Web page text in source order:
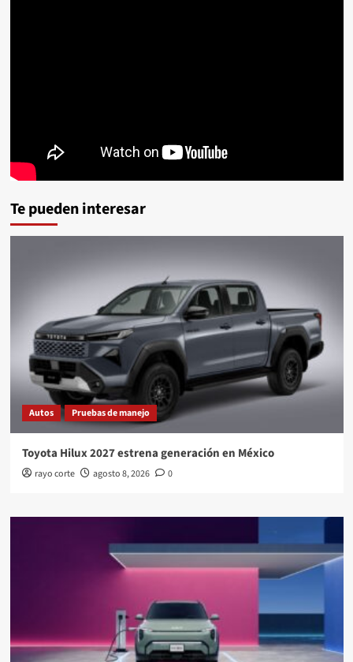
Te pueden interesar
Autos Pruebas de manejo
Toyota Hilux 2027 estrena generación en México
rayo corte agosto 8, 2026 0